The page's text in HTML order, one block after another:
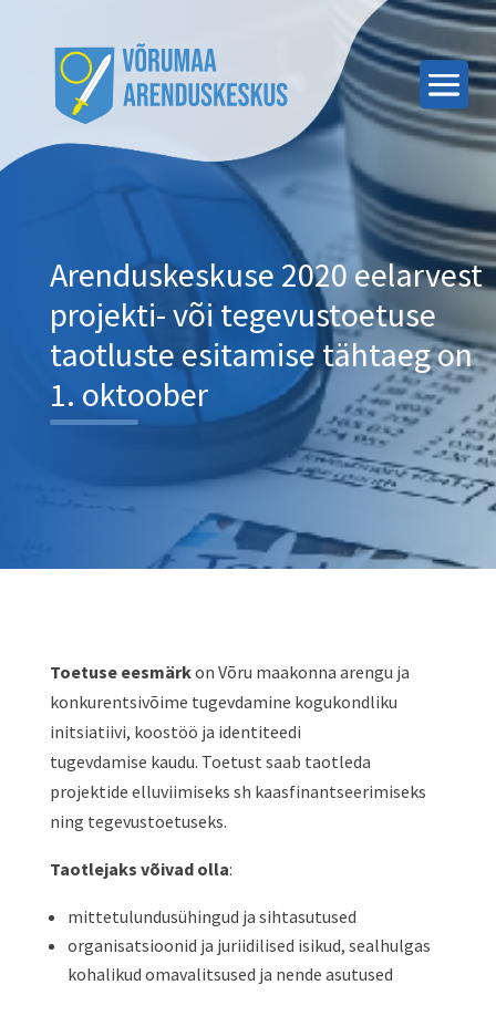
Arenduskeskuse 2020 eelarvest
projekti- või tegevustoetuse
taotluste esitamise tähtaeg on
1. oktoober
Toetuse eesmärkon Võru maakonna arengu ja
konkurentsivõime tugevdamine kogukondliku
initsiatiivi, koostöö ja identiteedi
tugevdamise kaudu. Toetust saab taotleda
projektide elluviimiseks sh kaasfinantseerimiseks
ning tegevustoetuseks.
Taotlejaks võivad olla:
mittetulundusühingud ja sihtasutused
organisatsioonid ja juriidilised isikud, sealhulgas
kohalikud omavalitsused ja nende asutused